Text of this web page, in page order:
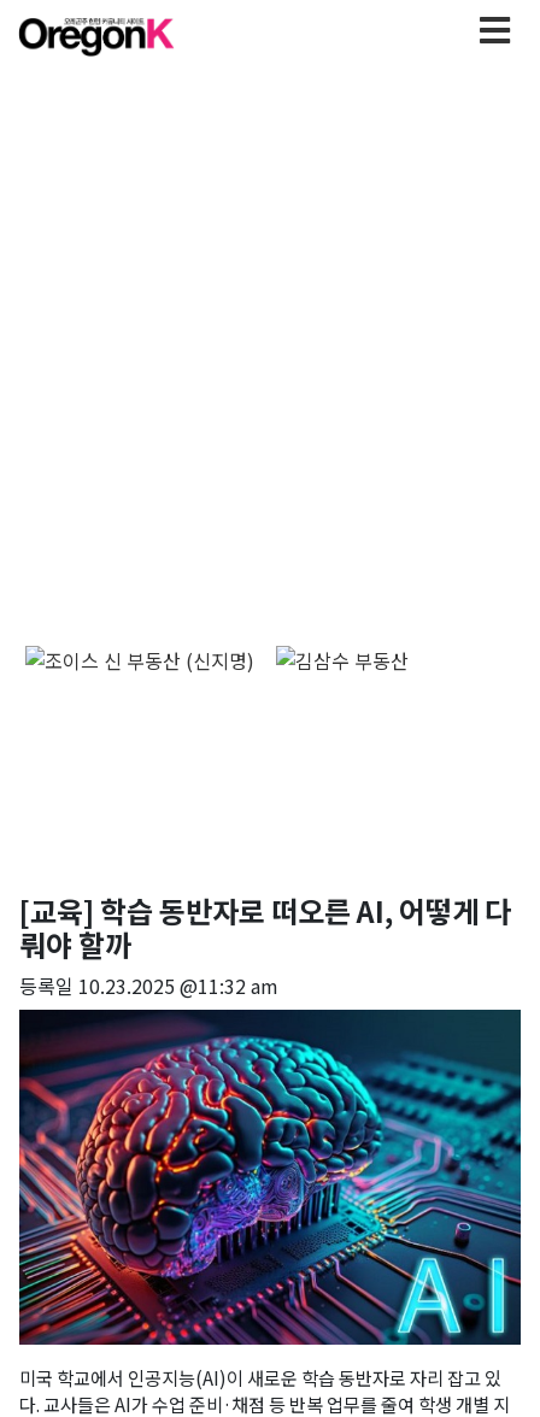
[교육] 학습 동반자로 떠오른 AI, 어떻게 다
뤄야 할까
등록일 10.23.2025 @11:32 am
미국 학교에서 인공지능(AI)이 새로운 학습 동반자로 자리 잡고 있
다. 교사들은 AI가 수업 준비·채점 등 반복 업무를 줄여 학생 개별 지